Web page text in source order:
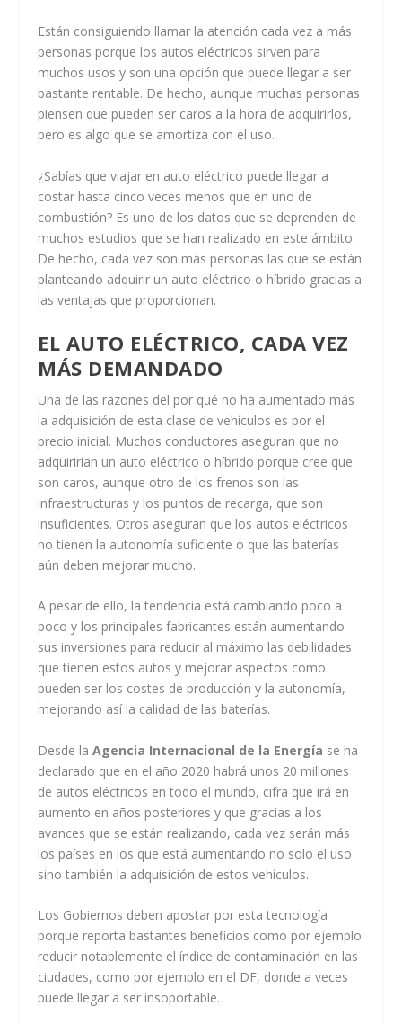
Están consiguiendo llamar la atención cada vez a más
personas porque los autos eléctricos sirven para
muchos usos y son una opción que puede llegar a ser
bastante rentable. De hecho, aunque muchas personas
piensen que pueden ser caros a la hora de adquirirlos,
pero es algo que se amortiza con el uso.
¿Sabías que viajar en auto eléctrico puede llegar a
costar hasta cinco veces menos que en uno de
combustión? Es uno de los datos que se deprenden de
muchos estudios que se han realizado en este ámbito.
De hecho, cada vez son más personas las que se están
planteando adquirir un auto eléctrico o híbrido gracias a
las ventajas que proporcionan.
EL AUTO ELÉCTRICO, CADA VEZ
MÁS DEMANDADO
Una de las razones del por qué no ha aumentado más
la adquisición de esta clase de vehículos es por el
precio inicial. Muchos conductores aseguran que no
adquirirían un auto eléctrico o híbrido porque cree que
son caros, aunque otro de los frenos son las
infraestructuras y los puntos de recarga, que son
insuficientes. Otros aseguran que los autos eléctricos
no tienen la autonomía suficiente o que las baterías
aún deben mejorar mucho.
A pesar de ello, la tendencia está cambiando poco a
poco y los principales fabricantes están aumentando
sus inversiones para reducir al máximo las debilidades
que tienen estos autos y mejorar aspectos como
pueden ser los costes de producción y la autonomía,
mejorando así la calidad de las baterías.
Desde laAgencia Internacional de la Energía se ha
declarado que en el año 2020 habrá unos 20 millones
de autos eléctricos en todo el mundo, cifra que irá en
aumento en años posteriores y que gracias a los
avances que se están realizando, cada vez serán más
los países en los que está aumentando no solo el uso
sino también la adquisición de estos vehículos.
Los Gobiernos deben apostar por esta tecnología
porque reporta bastantes beneficios como por ejemplo
reducir notablemente el índice de contaminación en las
ciudades, como por ejemplo en el DF, donde a veces
puede llegar a ser insoportable.